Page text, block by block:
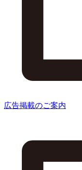
広告掲載のご案内